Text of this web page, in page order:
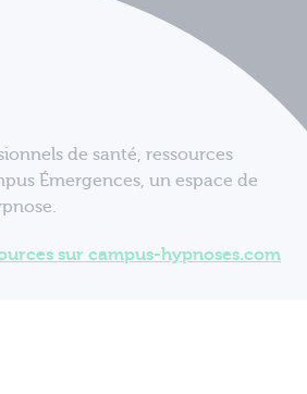
de santé, ressources
Émergences, un espace de
sur campus-hypnoses.com